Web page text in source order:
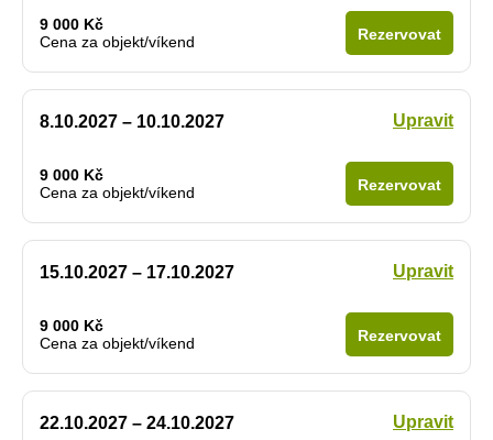
9 000 Kč
Cena za objekt/víkend
Rezervovat
8.10.2027 – 10.10.2027 Upravit
9 000 Kč
Cena za objekt/víkend
Rezervovat
15.10.2027 – 17.10.2027 Upravit
9 000 Kč
Cena za objekt/víkend
Rezervovat
22.10.2027 – 24.10.2027 Upravit